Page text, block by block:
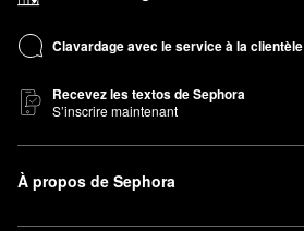
Clavardage avec le service à la clientèle
Recevez les textos de Sephora
S’inscrire maintenant
À propos de Sephora